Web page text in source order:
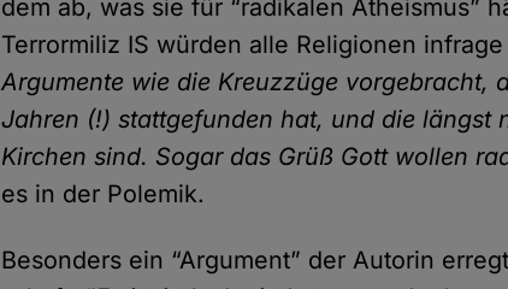
dem ab, was sie für “radikalen Atheismus”
Terrormiliz IS würden alle Religionen
Argumente wie die Kreuz­züge vorge­bracht,
Jahren (!) statt­gefunden hat, und die längst
Kirchen sind. Sogar das Grüß Gott wollen
es in der Polemik.
Besonders ein “Argument” der Autorin